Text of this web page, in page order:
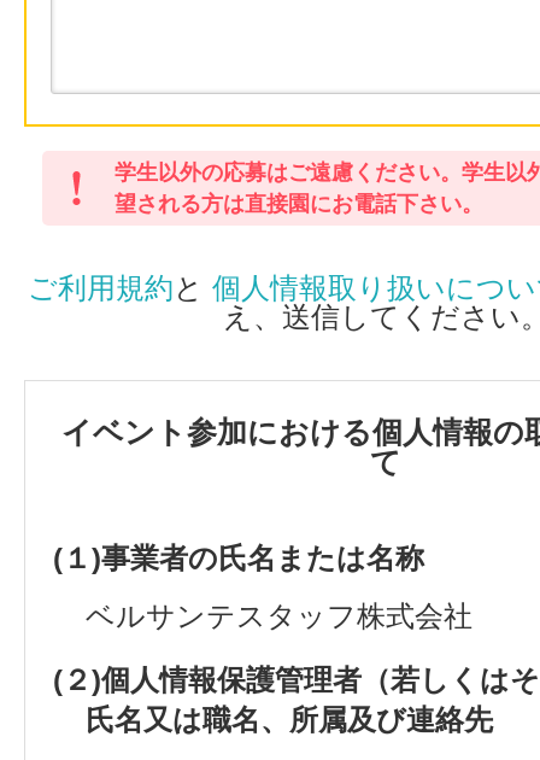
学生以外の応募はご遠慮ください。学生以
望される方は直接園にお電話下さい。
ご利用規約と 個人情報取り扱いにつ
え、送信してください
イベント参加における個人情報の
て
(１)事業者の氏名または名称
ベルサンテスタッフ株式会社
(２)個人情報保護管理者（若しくは
氏名又は職名、所属及び連絡先